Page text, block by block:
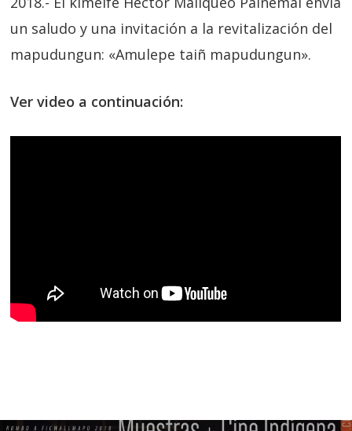
un saludo y una invitación a la revitalización del
mapudungun: «Amulepe taiñ mapudungun».
Ver video a continuación: